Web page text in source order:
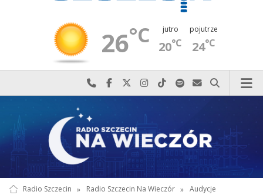
26°C jutro
20°C
pojutrze
24°C
Najlepiej po prostu do nas zadzwoń
Odwiedź nas na Facebook-u
Odwiedź nas na X
Odwiedź nas na Instagram-ie
Odwiedź nas na TikTok-u
Szukaj nas na Spotify
Wyślij do nas
Szukaj
Radio Szczecin » Radio Szczecin Na Wieczór » Audycje